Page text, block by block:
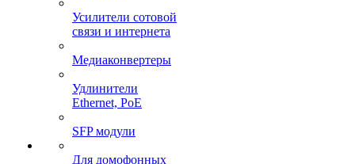
Усилители сотовой
связи и интернета
Медиаконвертеры
Удлинители
Ethernet, PoE
SFP модули
Для домофонных